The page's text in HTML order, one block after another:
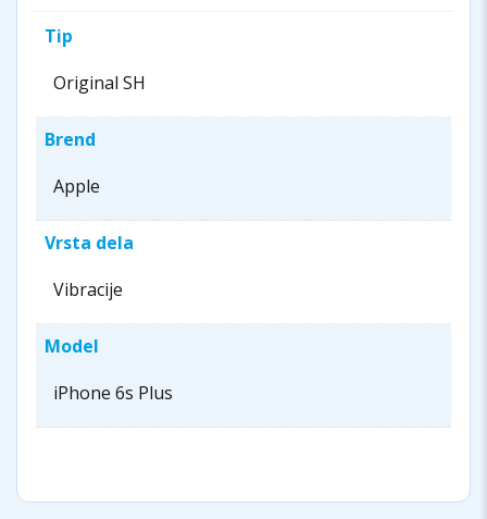
Tip
Original SH
Brend
Apple
Vrsta dela
Vibracije
Model
iPhone 6s Plus